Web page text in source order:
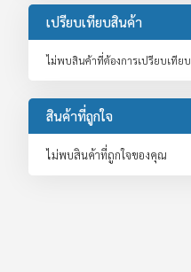
เปรียบเทียบสินค้า
ไม่พบสินค้าที่ต้องการเปรียบเทียบ
สินค้าที่ถูกใจ
ไม่พบสินค้าที่ถูกใจของคุณ